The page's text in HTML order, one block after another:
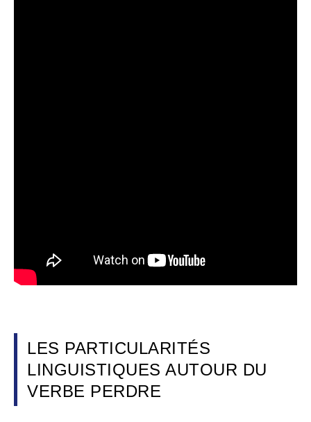
LES PARTICULARITÉS
LINGUISTIQUES AUTOUR DU
VERBE PERDRE